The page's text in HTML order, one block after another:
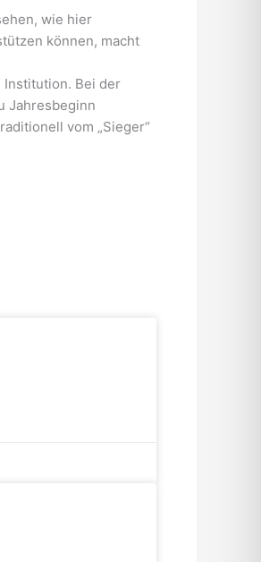
wie hier
können, macht
Institution. Bei der
Jahresbeginn
vom „Sieger“